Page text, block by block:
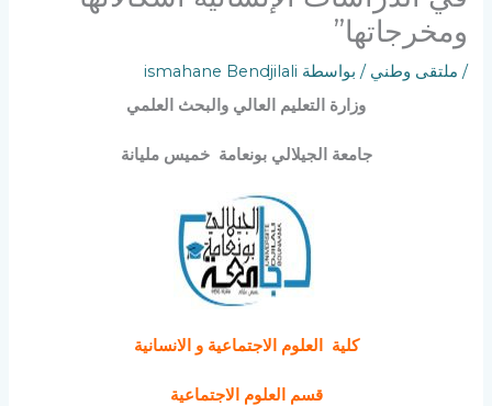
ومخرجاتها”
/ ملتقى وطني / بواسطة ismahane Bendjilali
وزارة التعليم العالي والبحث العلمي
جامعة الجيلالي بونعامة خميس مليانة
كلية العلوم الاجتماعية و الانسانية
قسم العلوم الاجتماعية